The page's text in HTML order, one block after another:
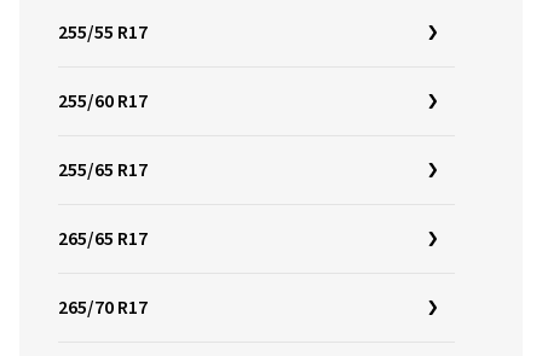
255/55 R17
255/60 R17
255/65 R17
265/65 R17
265/70 R17